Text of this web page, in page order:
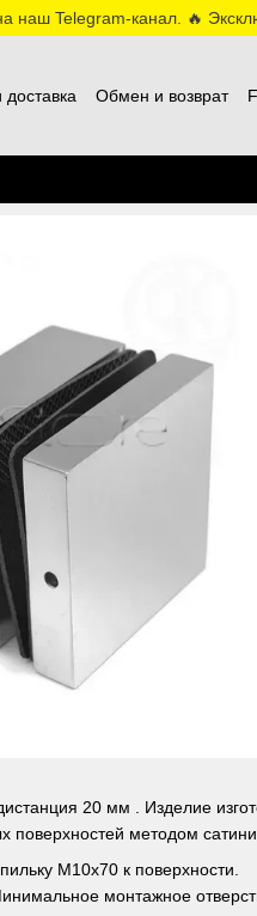
наш Telegram-канал. 🔥
Обмен и возврат
20 мм . Изделие
методом
М10х70 к поверхности.
монтажное